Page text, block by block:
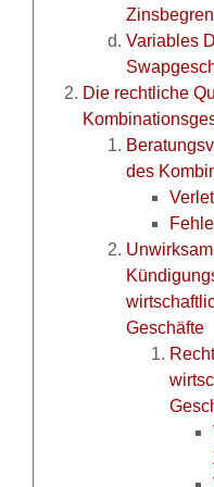
Variables
Die rechtliche
des
Geschäfte